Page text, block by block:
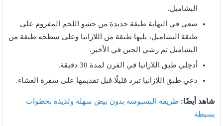
البشاميل.
ضعي في النهاية طبقة جديدة من حشو اللحم المفروم على
طبقة البشاميل، يليها طبقة من اللازانيا وعلى سطحه طبقة من
البشاميل ثم رشي الجبن في الأخير.
أدخِلي طبق اللازانيا في الفرن لمدة 30 دقيقة.
دعي طبق اللازانيا تبرد قليلًا قبل تقديمها على سفرة العشاء.
شاهد أيضًا: طريقة البسبوسه بدون بيض سهلة ولذيذة بخطوات
بسيطة